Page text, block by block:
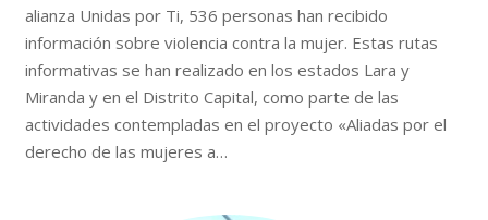
alianza Unidas por Ti, 536 personas han recibido
información sobre violencia contra la mujer. Estas rutas
informativas se han realizado en los estados Lara y
Miranda y en el Distrito Capital, como parte de las
actividades contempladas en el proyecto «Aliadas por el
derecho de las mujeres a…